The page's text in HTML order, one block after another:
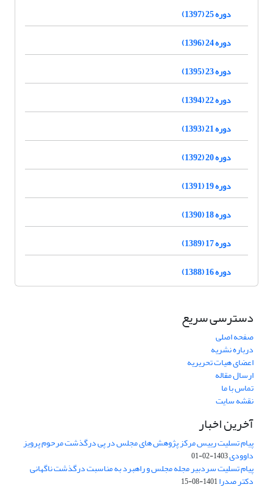
دوره 25 (1397)
دوره 24 (1396)
دوره 23 (1395)
دوره 22 (1394)
دوره 21 (1393)
دوره 20 (1392)
دوره 19 (1391)
دوره 18 (1390)
دوره 17 (1389)
دوره 16 (1388)
دسترسی سریع
صفحه اصلی
درباره نشریه
اعضای هیات تحریریه
ارسال مقاله
تماس با ما
نقشه سایت
آخرین اخبار
پیام تسلیت رییس مرکز پژوهش های مجلس در پی درگذشت مرحوم پرویز
داوودی1403-02-01
پیام تسلیت سردبیر مجله مجلس و راهبرد به مناسبت درگذشت ناگهانی
دکتر صدرا1401-08-15